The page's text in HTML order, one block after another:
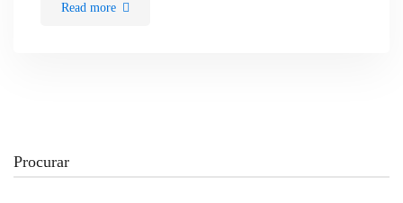
Read more
Procurar